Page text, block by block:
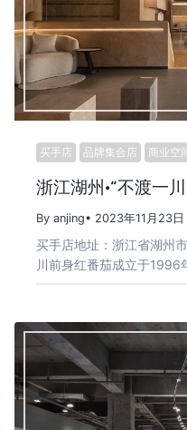
买手店 品牌集合店 商业空
浙江湖州·“不渡一
By anjing• 2023年11月23日
买手店地址：浙江省湖州
川前身红番茄成立于1996